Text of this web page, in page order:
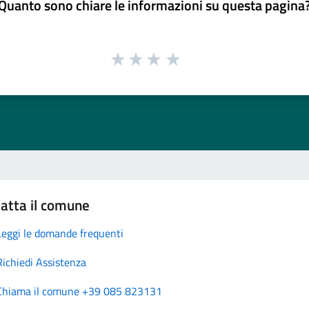
sono chiare le informazioni su questa
il comune
le domande frequenti
Assistenza
il comune +39 085 823131